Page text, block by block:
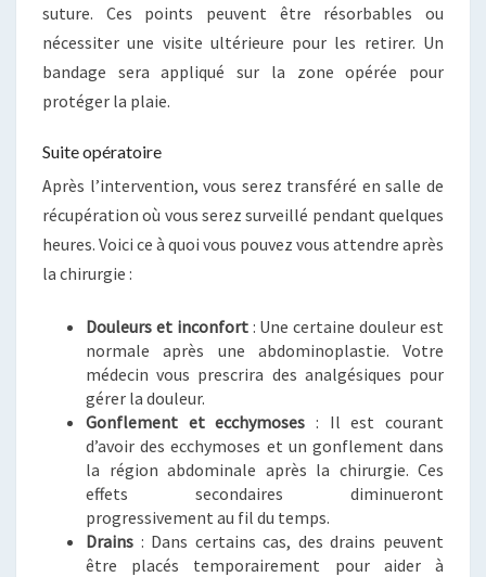
suture. Ces points peuvent être résorbables ou
nécessiter une visite ultérieure pour les retirer. Un
bandage sera appliqué sur la zone opérée pour
protéger la plaie.
Suite opératoire
Après l’intervention, vous serez transféré en salle de
récupération où vous serez surveillé pendant quelques
heures. Voici ce à quoi vous pouvez vous attendre après
la chirurgie :
Douleurs et inconfort: Une certaine douleur est
normale après une abdominoplastie. Votre
médecin vous prescrira des analgésiques pour
gérer la douleur.
Gonflement et ecchymoses : Il est courant
d’avoir des ecchymoses et un gonflement dans
la région abdominale après la chirurgie. Ces
effets secondaires diminueront
progressivement au fil du temps.
Drains : Dans certains cas, des drains peuvent
être placés temporairement pour aider à